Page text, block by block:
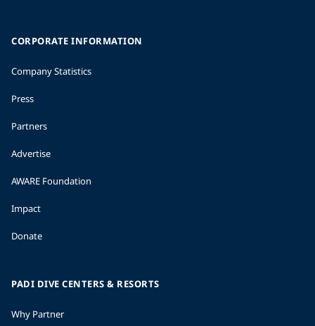
CORPORATE INFORMATION
Company Statistics
Press
Partners
Advertise
AWARE Foundation
Impact
Donate
PADI DIVE CENTERS & RESORTS
Why Partner